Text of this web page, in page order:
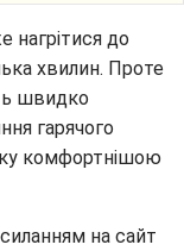
нагрітися до
хвилин. Проте
швидко
гарячого
комфортнішою
на сайт